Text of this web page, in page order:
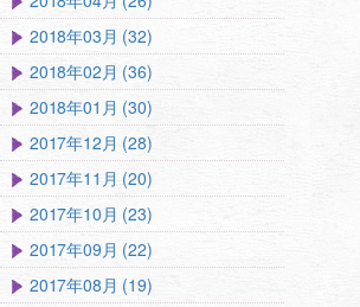
2018年03月 (32)
2018年02月 (36)
2018年01月 (30)
2017年12月 (28)
2017年11月 (20)
2017年10月 (23)
2017年09月 (22)
2017年08月 (19)